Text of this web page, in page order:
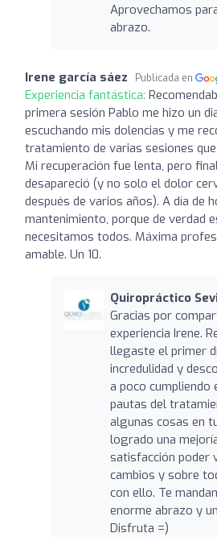
Aprovechamos
abrazo.
Irene garcía sáez Publicada en
Experiencia fantástica:
primera sesión Pablo me hizo un
escuchando mis dolencias y me
tratamiento de varias sesiones
Mi recuperación fue lenta, pero
desapareció (y no solo el dolor
después de varios años). A día de
mantenimiento, porque de verdad
necesitamos todos. Máxima
amable. Un 10.
Quiropráctico
Gracias por
experiencia Irene.
llegaste el primer
incredulidad y
a poco cumpliendo
pautas del
algunas cosas en
logrado una
satisfacción poder
cambios y sobre
con ello. Te
enorme abrazo y
Disfruta =)